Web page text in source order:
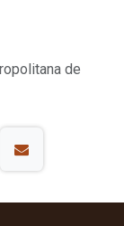
de